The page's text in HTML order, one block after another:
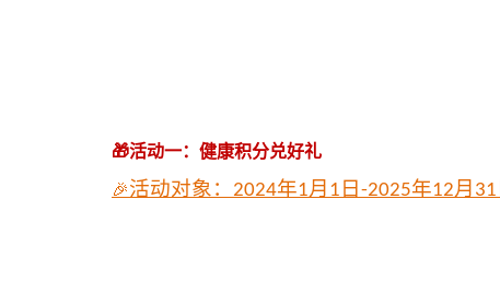
🎁活动一：健康积分兑好礼
🎉活动对象： 2024年1月 1 日 -2025年12月 31